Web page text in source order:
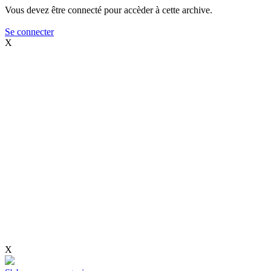
Vous devez être connecté pour accèder à cette archive.
Se connecter
X
X